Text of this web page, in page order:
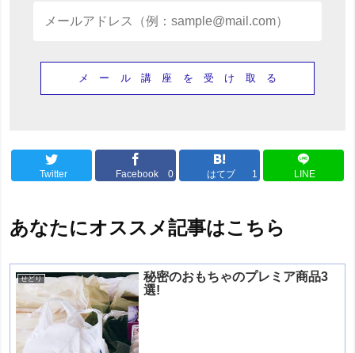
Twitter Facebook 0 はてブ 1 LINE
あなたにオススメ記事はこちら
せどり
秘密のおもちゃのプレミア商品3
選!